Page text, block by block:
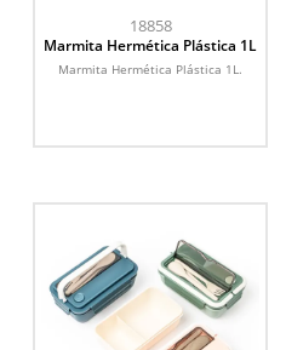
18858
Marmita Hermética Plástica 1L
Marmita Hermética Plástica 1L.